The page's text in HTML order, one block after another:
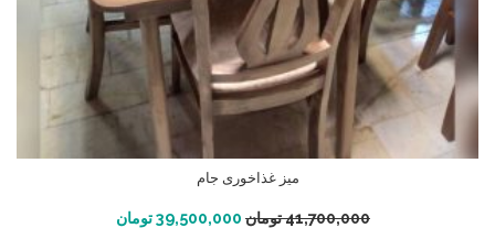
میز غذاخوری جام
41,700,000تومان 39,500,000تومان افزودن به سبد خرید